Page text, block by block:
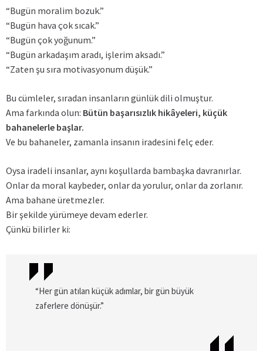
“Bugün moralim bozuk.”
“Bugün hava çok sıcak.”
“Bugün çok yoğunum.”
“Bugün arkadaşım aradı, işlerim aksadı.”
“Zaten şu sıra motivasyonum düşük.”
Bu cümleler, sıradan insanların günlük dili olmuştur.
Ama farkında olun: Bütün başarısızlık hikâyeleri, küçük
bahanelerle başlar.
Ve bu bahaneler, zamanla insanın iradesini felç eder.
Oysa iradeli insanlar, aynı koşullarda bambaşka davranırlar.
Onlar da moral kaybeder, onlar da yorulur, onlar da zorlanır.
Ama bahane üretmezler.
Bir şekilde yürümeye devam ederler.
Çünkü bilirler ki:
“Her gün atılan küçük adımlar, bir gün büyük
zaferlere dönüşür.”